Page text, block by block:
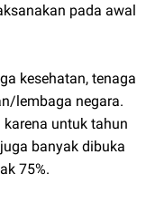
pada awal
kesehatan, tenaga
lembaga negara.
untuk tahun
banyak dibuka
75%.